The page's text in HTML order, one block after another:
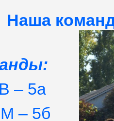
Наша
– 5а
– 5б